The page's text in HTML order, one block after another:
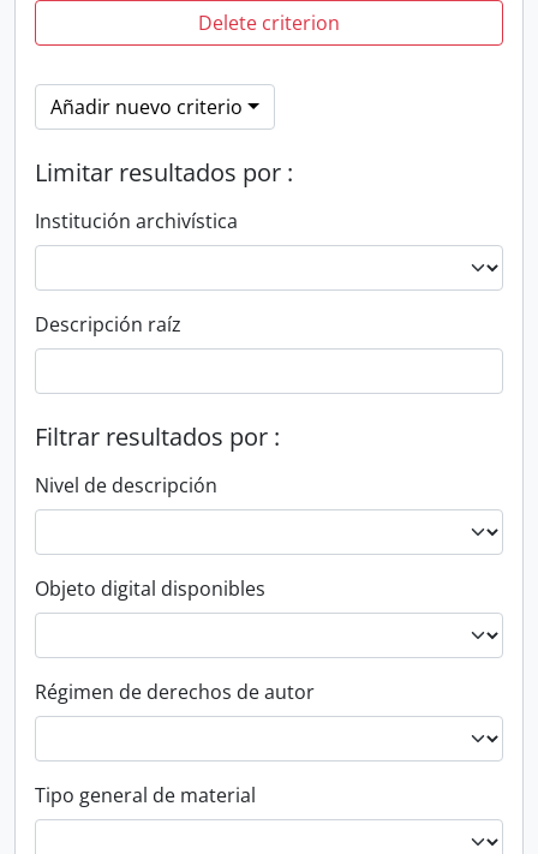
Delete criterion
Añadir nuevo criterio
Limitar resultados por :
Institución archivística
Descripción raíz
Filtrar resultados por :
Nivel de descripción
Objeto digital disponibles
Régimen de derechos de autor
Tipo general de material